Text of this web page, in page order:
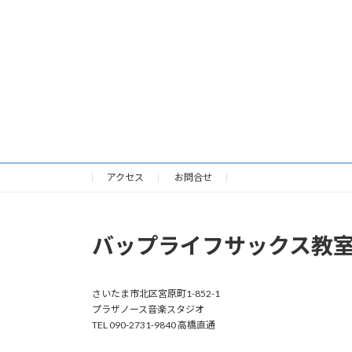
アクセス お問合せ
バップライフサックス教
さいたま市北区宮原町1-852-1
プラザノース音楽スタジオ
TEL 090-2731-9840 高橋直通